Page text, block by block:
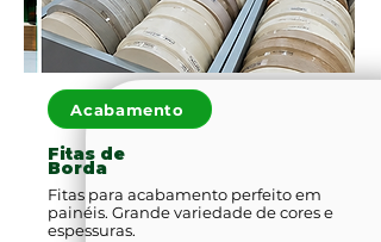
Fitas para acabamento perfeito em
painéis. Grande variedade de cores e
espessuras.
Acabamento
Fitas de
Borda